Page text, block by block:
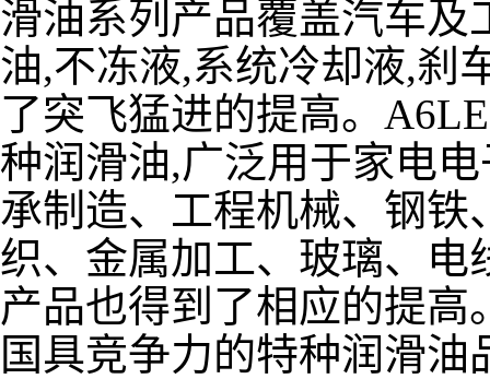
滑油系列产品覆盖汽车
油,不冻液,系统冷却液,刹
了突飞猛进的提高。
种润滑油,广泛用于家电
承制造、工程机械、钢铁
织、金属加工、玻璃、电
产品也得到了相应的提
国具竞争力的特种润滑油